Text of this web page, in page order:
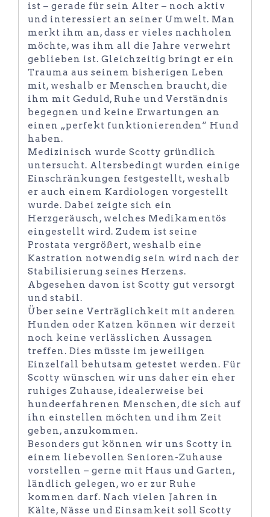
ist – gerade für sein Alter – noch aktiv
und interessiert an seiner Umwelt. Man
merkt ihm an, dass er vieles nachholen
möchte, was ihm all die Jahre verwehrt
geblieben ist. Gleichzeitig bringt er ein
Trauma aus seinem bisherigen Leben
mit, weshalb er Menschen braucht, die
ihm mit Geduld, Ruhe und Verständnis
begegnen und keine Erwartungen an
einen „perfekt funktionierenden“ Hund
haben.
Medizinisch wurde Scotty gründlich
untersucht. Altersbedingt wurden einige
Einschränkungen festgestellt, weshalb
er auch einem Kardiologen vorgestellt
wurde. Dabei zeigte sich ein
Herzgeräusch, welches Medikamentös
eingestellt wird. Zudem ist seine
Prostata vergrößert, weshalb eine
Kastration notwendig sein wird nach der
Stabilisierung seines Herzens.
Abgesehen davon ist Scotty gut versorgt
und stabil.
Über seine Verträglichkeit mit anderen
Hunden oder Katzen können wir derzeit
noch keine verlässlichen Aussagen
treffen. Dies müsste im jeweiligen
Einzelfall behutsam getestet werden. Für
Scotty wünschen wir uns daher ein eher
ruhiges Zuhause, idealerweise bei
hundeerfahrenen Menschen, die sich auf
ihn einstellen möchten und ihm Zeit
geben, anzukommen.
Besonders gut können wir uns Scotty in
einem liebevollen Senioren-Zuhause
vorstellen – gerne mit Haus und Garten,
ländlich gelegen, wo er zur Ruhe
kommen darf. Nach vielen Jahren in
Kälte, Nässe und Einsamkeit soll Scotty